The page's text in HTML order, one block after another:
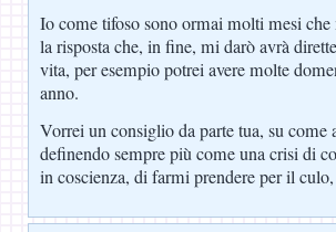
Io come tifoso sono ormai molti mesi
la risposta che, in fine, mi darò avrà
vita, per esempio potrei avere molte
anno.
Vorrei un consiglio da parte tua, su come
definendo sempre più come una crisi di
in coscienza, di farmi prendere per il